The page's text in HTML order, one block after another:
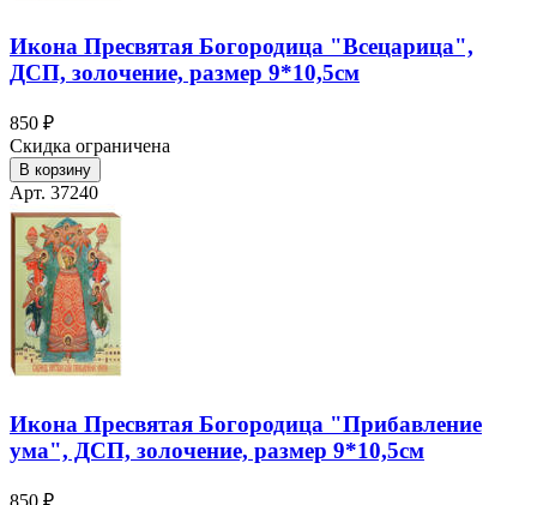
Икона Пресвятая Богородица "Всецарица",
ДСП, золочение, размер 9*10,5см
850 ₽
Скидка ограничена
В корзину
Арт. 37240
Икона Пресвятая Богородица "Прибавление
ума", ДСП, золочение, размер 9*10,5см
850 ₽